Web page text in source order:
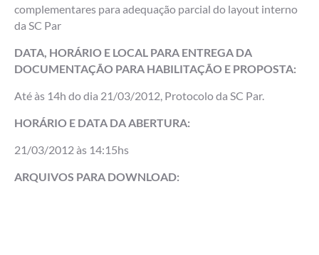
complementares para adequação parcial do layout interno
da SC Par
DATA, HORÁRIO E LOCAL PARA ENTREGA DA
DOCUMENTAÇÃO PARA HABILITAÇÃO E PROPOSTA:
Até às 14h do dia 21/03/2012, Protocolo da SC Par.
HORÁRIO E DATA DA ABERTURA:
21/03/2012 às 14:15hs
ARQUIVOS PARA DOWNLOAD: